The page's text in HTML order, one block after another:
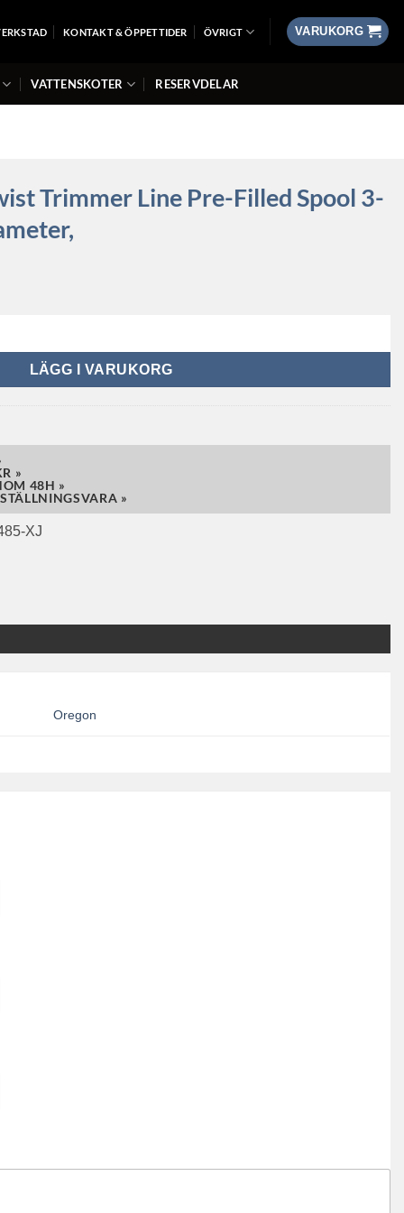
KONTAKT & ÖPPETTIDER ÖVRIGT VARUKORG
VATTENSKOTER RESERVDELAR
Trimmer Line Pre-Filled Spool 3-
Pre-Filled Spool 3-Pack, 1.65mm Diameter, mängd
LÄGG I VARUKORG
»
48H »
»
XJ
Oregon